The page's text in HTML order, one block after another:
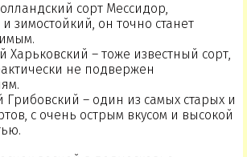
сорт Мессидор,
зимостойкий, он точно станет
Харьковский – тоже известный сорт,
не подвержен
– один из самых старых и
с очень острым вкусом и высокой